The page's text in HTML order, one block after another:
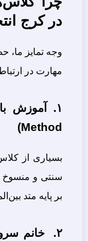
در کرج
وجه تمایز ما،
مهارت در
Method)
بسیاری از
سنتی و منسوخ
بر پایه متد
۲. خانم